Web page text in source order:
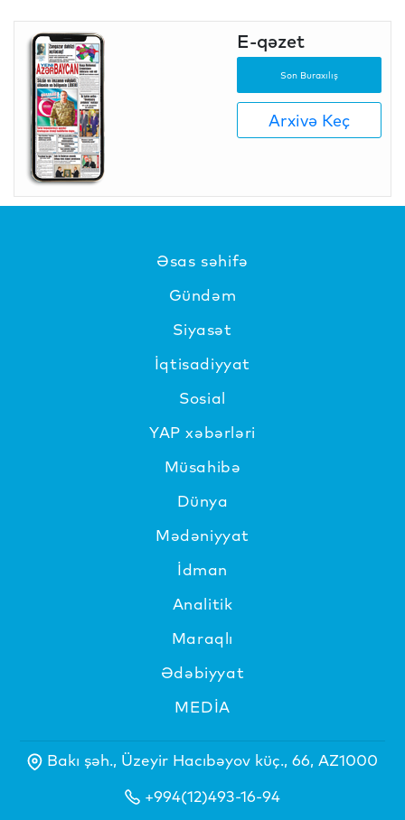
E-qəzet
Son Buraxılış
Arxivə Keç
Əsas səhifə
Gündəm
Siyasət
İqtisadiyyat
Sosial
YAP xəbərləri
Müsahibə
Dünya
Mədəniyyat
İdman
Analitik
Maraqlı
Ədəbiyyat
MEDİA
Bakı şəh., Üzeyir Hacıbəyov küç., 66, AZ1000
+994(12)493-16-94